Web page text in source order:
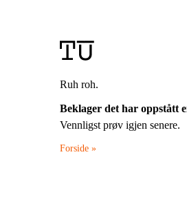
Ruh roh.
Beklager det har oppstått
Vennligst prøv igjen senere.
Forside »